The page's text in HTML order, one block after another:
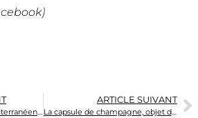
Le George, cuisine méditerranéenne chic, gastronomique et conviviale
ARTICLE SUIVANT
La capsule de champagne, objet de collection !